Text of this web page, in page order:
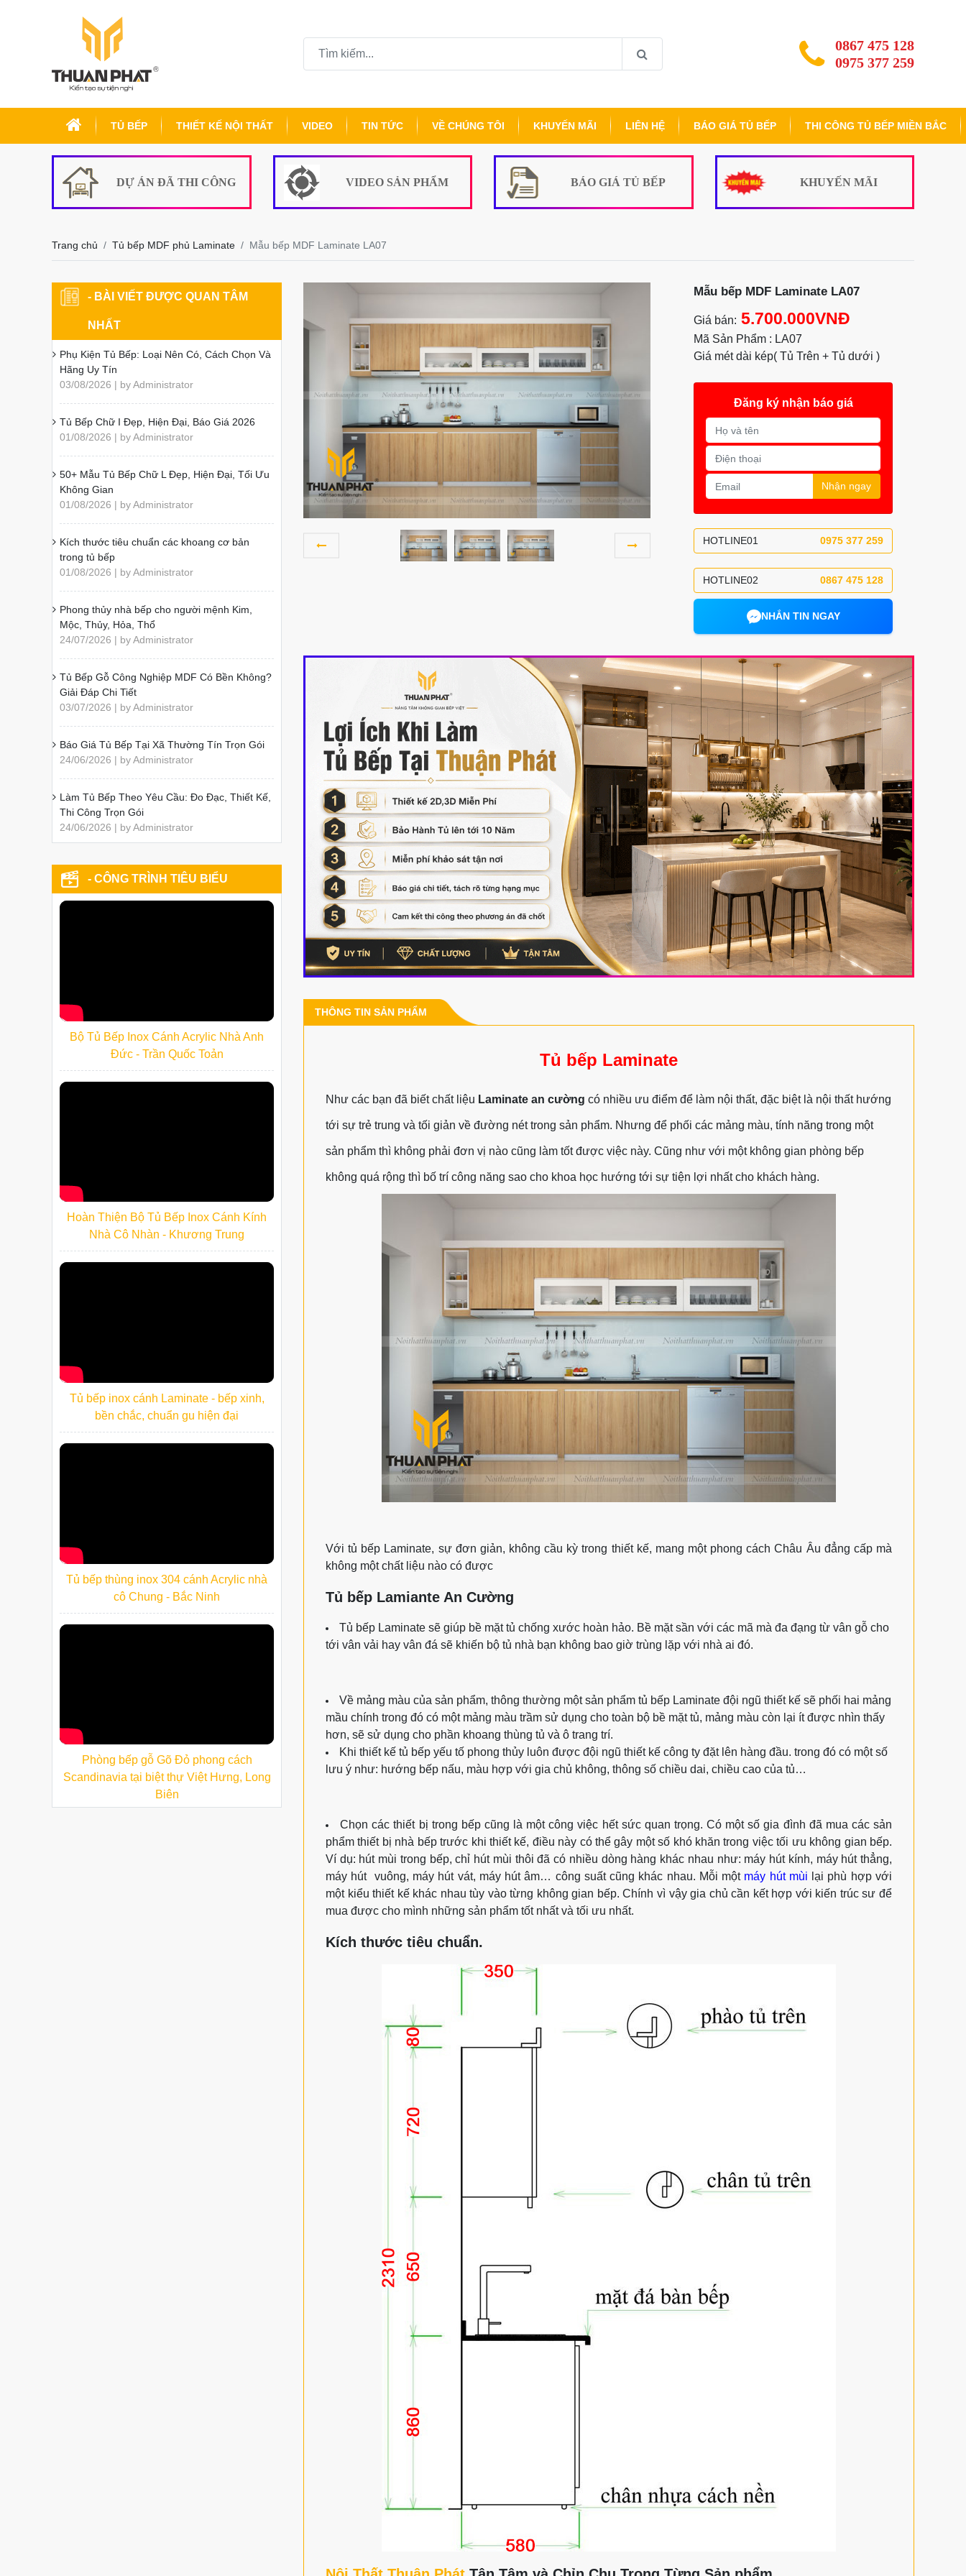
0867 475 128
0975 377 259
TỦ BẾP THIẾT KẾ NỘI THẤT VIDEO TIN TỨC VỀ CHÚNG TÔI KHUYẾN MÃI LIÊN HỆ BÁO GIÁ TỦ BẾP THI CÔNG TỦ BẾP MIỀN BẮC
DỰ ÁN ĐÃ THI CÔNG VIDEO SẢN PHẨM BÁO GIÁ TỦ BẾP KHUYẾN MÃI
Trang chủ Tủ bếp MDF phủ Laminate Mẫu bếp MDF Laminate LA07
Mẫu bếp MDF Laminate LA07
Giá bán: 5.700.000VNĐ
Mã Sản Phẩm : LA07
Giá mét dài kép( Tủ Trên + Tủ dưới )
Đăng ký nhận báo giá
Nhận ngay
HOTLINE01 0975 377 259
HOTLINE02 0867 475 128
NHẮN TIN NGAY
THÔNG TIN SẢN PHẨM
Tủ bếp Laminate
Như các bạn đã biết chất liệu Laminate an cường có nhiều ưu điểm để làm nội thất, đặc biệt là nội thất hướng
tới sự trẻ trung và tối giản về đường nét trong sản phẩm. Nhưng để phối các mảng màu, tính năng trong một
sản phẩm thì không phải đơn vị nào cũng làm tốt được việc này. Cũng như với một không gian phòng bếp
không quá rộng thì bố trí công năng sao cho khoa học hướng tới sự tiện lợi nhất cho khách hàng.
Với tủ bếp Laminate, sự đơn giản, không cầu kỳ trong thiết kế, mang một phong cách Châu Âu đẳng cấp mà
không một chất liệu nào có được
Tủ bếp Lamiante An Cường
Tủ bếp Laminate sẽ giúp bề mặt tủ chống xước hoàn hảo. Bề mặt sần với các mã mà đa đạng từ vân gỗ cho
tới vân vải hay vân đá sẽ khiến bộ tủ nhà bạn không bao giờ trùng lặp với nhà ai đó.
Về mảng màu của sản phẩm, thông thường một sản phẩm tủ bếp Laminate đội ngũ thiết kế sẽ phối hai mảng
mầu chính trong đó có một mảng màu trầm sử dụng cho toàn bộ bề mặt tủ, mảng màu còn lại ít được nhìn thấy
hơn, sẽ sử dụng cho phần khoang thùng tủ và ô trang trí.
Khi thiết kế tủ bếp yếu tố phong thủy luôn được đội ngũ thiết kế công ty đặt lên hàng đầu. trong đó có một số
lưu ý như: hướng bếp nấu, màu hợp với gia chủ không, thông số chiều dai, chiều cao của tủ…
Chọn các thiết bị trong bếp cũng là một công việc hết sức quan trọng. Có một số gia đình đã mua các sản
phẩm thiết bị nhà bếp trước khi thiết kế, điều này có thể gây một số khó khăn trong việc tối ưu không gian bếp.
Ví dụ: hút mùi trong bếp, chỉ hút mùi thôi đã có nhiều dòng hàng khác nhau như: máy hút kính, máy hút thẳng,
máy hút vuông, máy hút vát, máy hút âm… công suất cũng khác nhau. Mỗi một máy hút mùi lại phù hợp với
một kiểu thiết kế khác nhau tùy vào từng không gian bếp. Chính vì vậy gia chủ cần kết hợp với kiến trúc sư để
mua được cho mình những sản phẩm tốt nhất và tối ưu nhất.
Kích thước tiêu chuẩn.
- BÀI VIẾT ĐƯỢC QUAN TÂM
NHẤT
Phụ Kiện Tủ Bếp: Loại Nên Có, Cách Chọn Và
Hãng Uy Tín
03/08/2026 | by Administrator
Tủ Bếp Chữ I Đẹp, Hiện Đại, Báo Giá 2026
01/08/2026 | by Administrator
50+ Mẫu Tủ Bếp Chữ L Đẹp, Hiện Đại, Tối Ưu
Không Gian
01/08/2026 | by Administrator
Kích thước tiêu chuẩn các khoang cơ bản
trong tủ bếp
01/08/2026 | by Administrator
Phong thủy nhà bếp cho người mệnh Kim,
Mộc, Thủy, Hỏa, Thổ
24/07/2026 | by Administrator
Tủ Bếp Gỗ Công Nghiệp MDF Có Bền Không?
Giải Đáp Chi Tiết
03/07/2026 | by Administrator
Báo Giá Tủ Bếp Tại Xã Thường Tín Trọn Gói
24/06/2026 | by Administrator
Làm Tủ Bếp Theo Yêu Cầu: Đo Đạc, Thiết Kế,
Thi Công Trọn Gói
24/06/2026 | by Administrator
- CÔNG TRÌNH TIÊU BIỂU
Bộ Tủ Bếp Inox Cánh Acrylic Nhà Anh
Đức - Trần Quốc Toản
Hoàn Thiện Bộ Tủ Bếp Inox Cánh Kính
Nhà Cô Nhàn - Khương Trung
Tủ bếp inox cánh Laminate - bếp xinh,
bền chắc, chuẩn gu hiện đại
Tủ bếp thùng inox 304 cánh Acrylic nhà
cô Chung - Bắc Ninh
Phòng bếp gỗ Gõ Đỏ phong cách
Scandinavia tại biệt thự Việt Hưng, Long
Biên